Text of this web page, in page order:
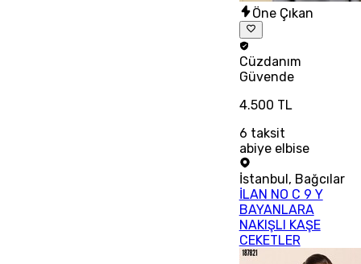
Öne Çıkan
Cüzdanım
Güvende
4.500 TL
6 taksit
abiye elbise
İstanbul , Bağcılar
İLAN NO C 9 Y
BAYANLARA
NAKIŞLI KAŞE
CEKETLER